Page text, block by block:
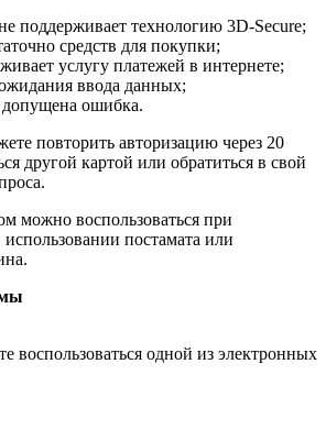
поддерживает технологию 3D-Secure;
средств для покупки;
услугу платежей в интернете;
ввода данных;
ошибка.
повторить авторизацию через 20
другой картой или обратиться в свой
можно воспользоваться при
использовании постамата или
воспользоваться одной из электронных